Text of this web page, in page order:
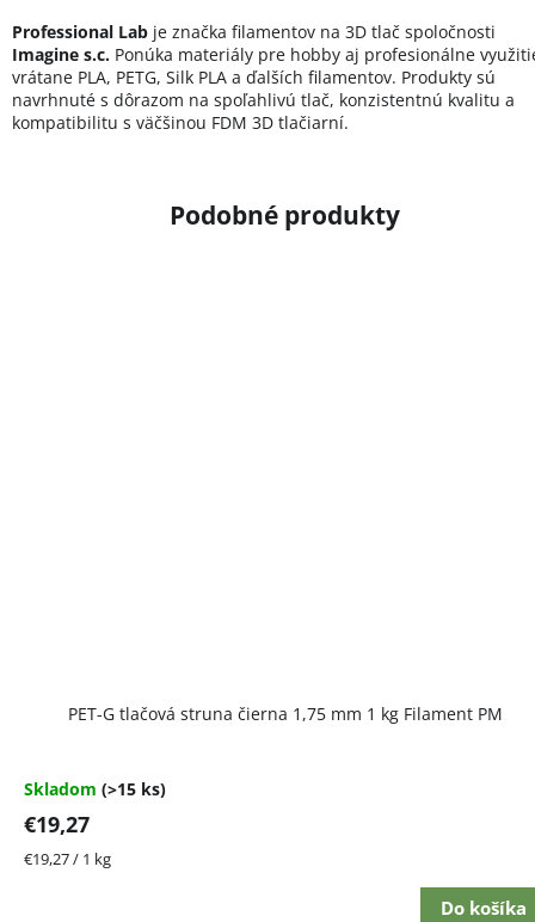
PET-G tlačová struna čierna 1,75 mm 1 kg Filament PM
Skladom (>15 ks)
€19,27
Jednotková
€19,27 / 1 kg
Do košíka
Professional Lab je značka filamentov na 3D tlač spoločnosti
Imagine s.c. Ponúka materiály pre hobby aj profesionálne
vrátane PLA, PETG, Silk PLA a ďalších filamentov. Produkty sú
navrhnuté s dôrazom na spoľahlivú tlač, konzistentnú kvalitu a
kompatibilitu s väčšinou FDM 3D tlačiarní.